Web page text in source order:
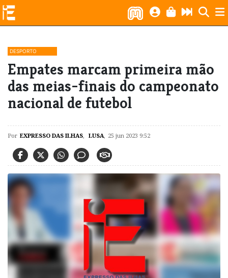
DESPORTO
Empates marcam primeira mão
das meias-finais do campeonato
nacional de futebol
Por EXPRESSO DAS ILHAS, LUSA, 25 jun 2023 9:52